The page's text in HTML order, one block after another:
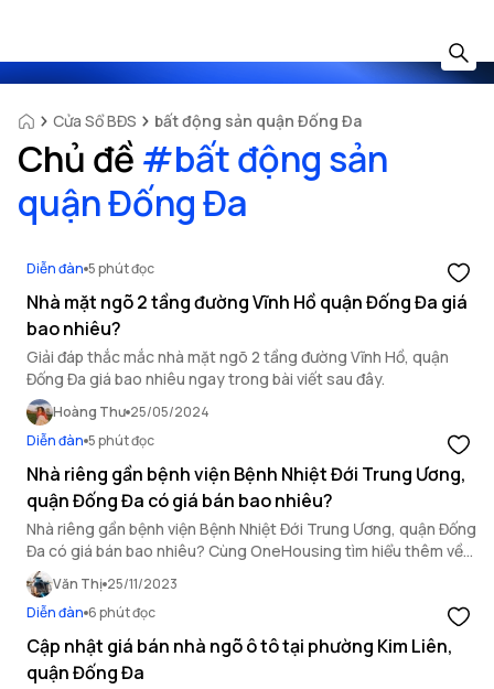
Cửa Sổ BĐS bất động sản quận Đống Đa
Chủ đề #bất động sản
quận Đống Đa
Diễn đàn 5 phút đọc
Nhà mặt ngõ 2 tầng đường Vĩnh Hồ quận Đống Đa giá
bao nhiêu?
Giải đáp thắc mắc nhà mặt ngõ 2 tầng đường Vĩnh Hồ, quận
Đống Đa giá bao nhiêu ngay trong bài viết sau đây.
Hoàng Thư 25/05/2024
Diễn đàn 5 phút đọc
Nhà riêng gần bệnh viện Bệnh Nhiệt Đới Trung Ương,
quận Đống Đa có giá bán bao nhiêu?
Nhà riêng gần bệnh viện Bệnh Nhiệt Đới Trung Ương, quận Đống
Đa có giá bán bao nhiêu? Cùng OneHousing tìm hiểu thêm về
thị trường bất động sản quận Đống Đa trong bài viết này.
Văn Thị 25/11/2023
Diễn đàn 6 phút đọc
Cập nhật giá bán nhà ngõ ô tô tại phường Kim Liên,
quận Đống Đa